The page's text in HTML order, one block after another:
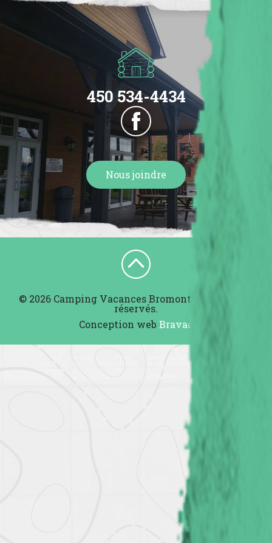
450 534-4434
Nous joindre
© 2026 Camping Vacances Bromont - Tous droits
réservés.
Conception web Bravad